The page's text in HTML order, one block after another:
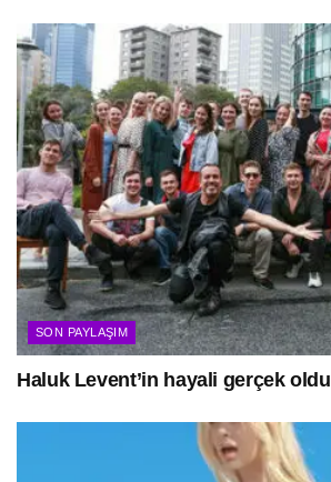
SON PAYLAŞIM
Haluk Levent’in hayali gerçek oldu